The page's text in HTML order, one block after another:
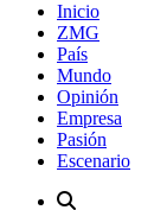
Inicio
ZMG
País
Mundo
Opinión
Empresa
Pasión
Escenario